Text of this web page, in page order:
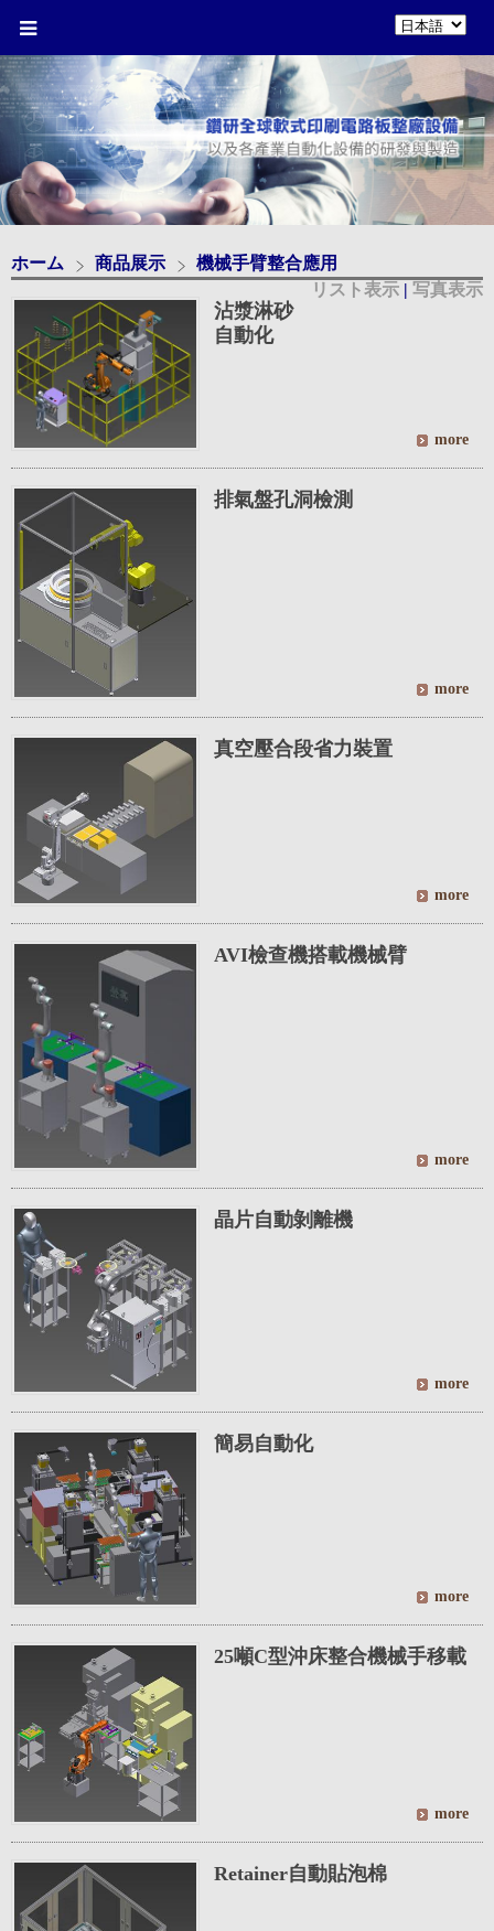
ホーム 商品展示
機械手臂整合應用
リスト表示 | 写真表示
沾漿淋砂
自動化
排氣盤孔洞檢測
真空壓合段省力裝置
AVI檢查機搭載機械臂
晶片自動剝離機
簡易自動化
25噸C型沖床整合機械手移載
Retainer自動貼泡棉